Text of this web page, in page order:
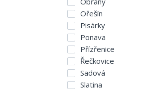
Ořešín
Pisárky
Ponava
Přízřenice
Řečkovice
Sadová
Slatina